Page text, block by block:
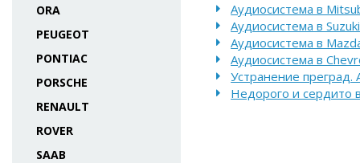
ORA
PEUGEOT
PONTIAC
PORSCHE
RENAULT
ROVER
SAAB
Аудиосистема в
Аудиосистема в
Аудиосистема в
Аудиосистема в
Устранение
Недорого и сердито